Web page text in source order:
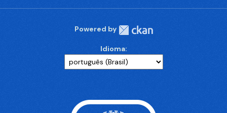
Powered by
Idioma